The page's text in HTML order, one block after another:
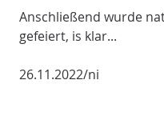
Anschließend wurde
gefeiert, is klar...
26.11.2022/ni